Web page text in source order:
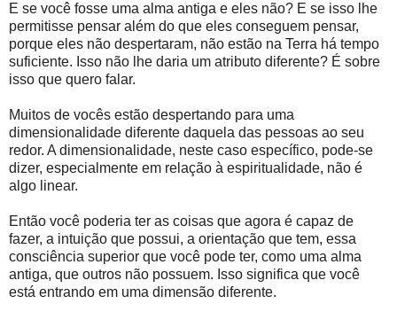
E se você fosse uma alma antiga e eles não? E se isso lhe
permitisse pensar além do que eles conseguem pensar,
porque eles não despertaram, não estão na Terra há tempo
suficiente. Isso não lhe daria um atributo diferente? É sobre
isso que quero falar.
Muitos de vocês estão despertando para uma
dimensionalidade diferente daquela das pessoas ao seu
redor. A dimensionalidade, neste caso específico, pode-se
dizer, especialmente em relação à espiritualidade, não é
algo linear.
Então você poderia ter as coisas que agora é capaz de
fazer, a intuição que possui, a orientação que tem, essa
consciência superior que você pode ter, como uma alma
antiga, que outros não possuem. Isso significa que você
está entrando em uma dimensão diferente.